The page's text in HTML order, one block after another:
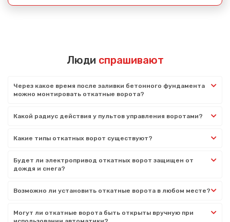
Люди спрашивают
Через какое время после заливки бетонного фундамента
можно монтировать откатные ворота?
Какой радиус действия у пультов управления воротами?
Какие типы откатных ворот существуют?
Будет ли электропривод откатных ворот защищен от
дождя и снега?
Возможно ли установить откатные ворота в любом месте?
Могут ли откатные ворота быть открыты вручную при